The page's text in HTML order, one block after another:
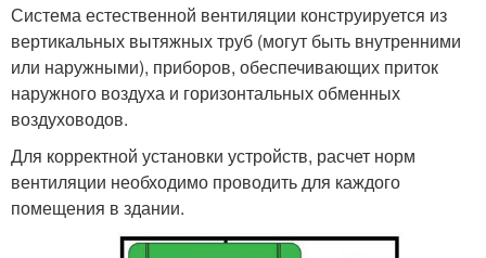
Система естественной вентиляции конструируется из
вертикальных вытяжных труб (могут быть внутренними
или наружными), приборов, обеспечивающих приток
наружного воздуха и горизонтальных обменных
воздуховодов.
Для корректной установки устройств, расчет норм
вентиляции необходимо проводить для каждого
помещения в здании.